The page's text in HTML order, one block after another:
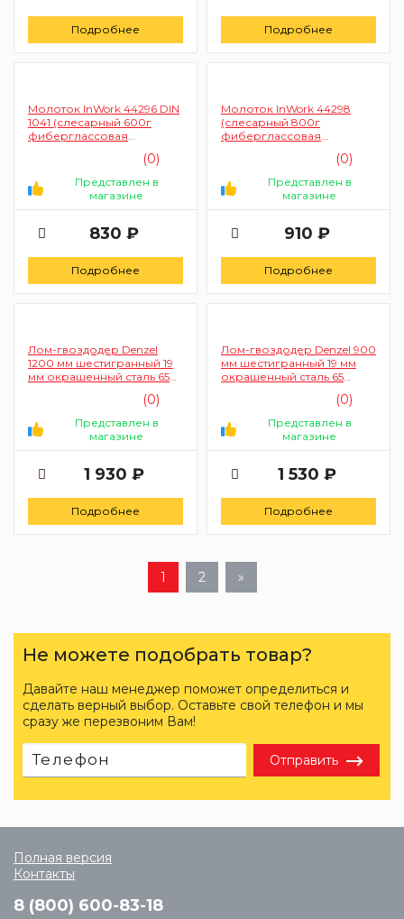
Подробнее Подробнее
Молоток InWork 44296 DIN
1041 (слесарный 600г
фиберглассовая
(0)
Представлен в
магазине
830 ₽
Подробнее
Молоток InWork 44298
(слесарный 800г
фиберглассовая
(0)
Представлен в
магазине
910 ₽
Подробнее
Лом-гвоздодер Denzel
1200 мм шестигранный 19
мм окрашенный сталь 65
(0)
Представлен в
магазине
1 930 ₽
Подробнее
Лом-гвоздодер Denzel 900
мм шестигранный 19 мм
окрашенный сталь 65
(0)
Представлен в
магазине
1 530 ₽
Подробнее
1 2 »
Не можете подобрать товар?
Давайте наш менеджер поможет определиться и
сделать верный выбор. Оставьте свой телефон и мы
сразу же перезвоним Вам!
Отправить
Полная версия
Контакты
8 (800) 600-83-18